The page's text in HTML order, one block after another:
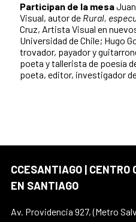
Participan de la mesa
Visual, autor de Rural,
Cruz, Artista Visual en
Universidad de Chile; Hugo
trovador, payador y
poeta y tallerista de poesía
poeta, editor, investigador
CCESANTIAGO |
EN SANTIAGO
Av. Providencia 927, (Metro